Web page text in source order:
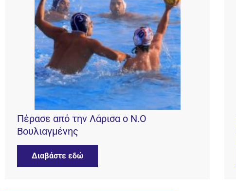
Πέρασε από την Λάρισα ο Ν.Ο
Βουλιαγμένης
Διαβάστε εδώ